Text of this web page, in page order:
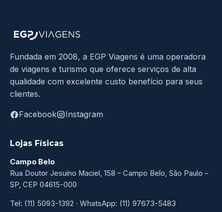
Fundada em 2008, a EGP Viagens é uma operadora
de viagens e turismo que oferece serviços de alta
qualidade com excelente custo benefício para seus
clientes.
Facebook Instagram
Lojas Físicas
Campo Belo
Rua Doutor Jesuíno Maciel, 158 – Campo Belo, São Paulo –
SP, CEP 04615-000
Tel: (11) 5093-1392 · WhatsApp: (11) 97673-5483